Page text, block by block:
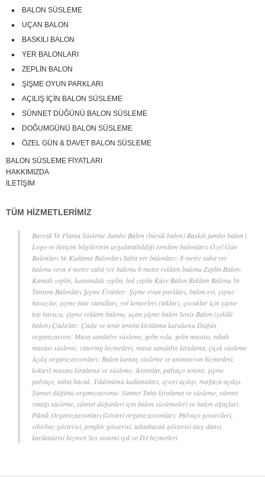
BALON SÜSLEME
UÇAN BALON
BASKILI BALON
YER BALONLARI
ZEPLİN BALON
ŞİŞME OYUN PARKLARI
AÇILIŞ İÇİN BALON SÜSLEME
SÜNNET DÜĞÜNÜ BALON SÜSLEME
DOĞUMGÜNÜ BALON SÜSLEME
ÖZEL GÜN & DAVET BALON SÜSLEME
BALON SÜSLEME FİYATLARI
HAKKIMIZDA
İLETİŞİM
TÜM HİZMETLERİMİZ
Bayrak Ve Flama Süsleme Jumbo Balon (büyük balon) Baskılı jumbo balon (
Logo ve iletişim bilgilerinin uygulanabildiği remlam balonları) Özel Gün
Balonları Ve Kutlama Balonları Sabit yer balonları: 8 metre sabit yer
balonu veya 4 metre sabit yer balonu 6 metre reklam balonu Zeplin Balon:
Kanatlı zeplin, kumandalı zeplin, led zeplin Küre Balon Reklam Balonu Ve
Tanıtım Balonları Şişme Ürünler: Şişme oyun parkları, balon evi, şişme
havuzlar, şişme fuar standları, yol kemerleri (taklar), çocuklar için şişme
top havuzu, şişme reklam balonu, uçan şişme balon Sosis Balon (şekilli
balon) Çadırlar: Çadır ve tente temini kiralama kurulumu Düğün
organizasyon: Masa sandalye süsleme, gelin yolu, gelin masası, nikah
masası süsleme, catering hizmetleri, masa sandalye kiralama, çiçek süsleme
Açılış organizasyonları: Balon kumaş süsleme ve animasyon hizmetleri,
kokteyl masası kiralama ve süsleme, ikramlar, palyaço temini, şişme
palyaço, tahta bacak. Yıldönümü kutlamaları, işyeri açılışı, mağaza açılışı.
Sünnet düğünü organizasyonu: Sünnet Tahtı kiralama ve süsleme, sünnet
yatağı süsleme, sünnet düğünleri için balon süslemeleri ve balon ağaçları.
Piknik Organizasyonları Gösteri organizasyonları: Palyaço gösterileri,
sihirbaz gösterisi, jonglör gösterisi, tahtabacak gösterisi ateş dansı,
karikatürist hizmeti Ses sistemi ışık ve DJ hizmetleri